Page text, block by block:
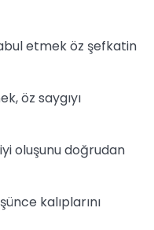
etmek öz şefkatin
öz saygıyı
oluşunu doğrudan
kalıplarını